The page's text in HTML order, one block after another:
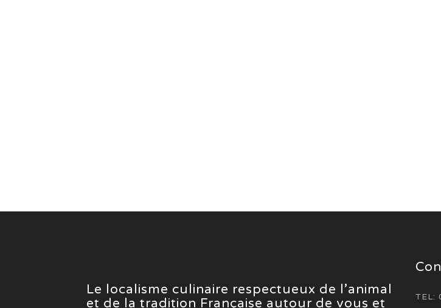
Le localisme culinaire respectueux de l’animal
et de la tradition Française autour de vous et
TEL: